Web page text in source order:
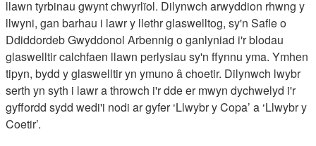
llawn tyrbinau gwynt chwyrlïol. Dilynwch arwyddion rhwng y
llwyni, gan barhau i lawr y llethr glaswelltog, sy'n Safle o
Ddiddordeb Gwyddonol Arbennig o ganlyniad i'r blodau
glaswelltir calchfaen llawn perlysiau sy'n ffynnu yma. Ymhen
tipyn, bydd y glaswelltir yn ymuno â choetir. Dilynwch lwybr
serth yn syth i lawr a throwch i'r dde er mwyn dychwelyd i'r
gyffordd sydd wedi'i nodi ar gyfer ‘Llwybr y Copa’ a ‘Llwybr y
Coetir’.